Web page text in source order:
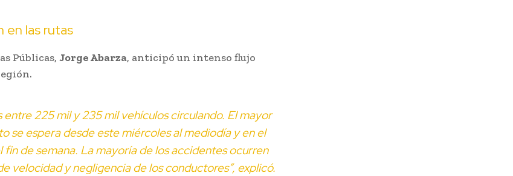
en las rutas
Públicas, Jorge Abarza, anticipó un intenso flujo
entre 225 mil y 235 mil vehículos circulando. El mayor
se espera desde este miércoles al mediodía y en el
de semana. La mayoría de los accidentes ocurren
velocidad y negligencia de los conductores”, explicó.